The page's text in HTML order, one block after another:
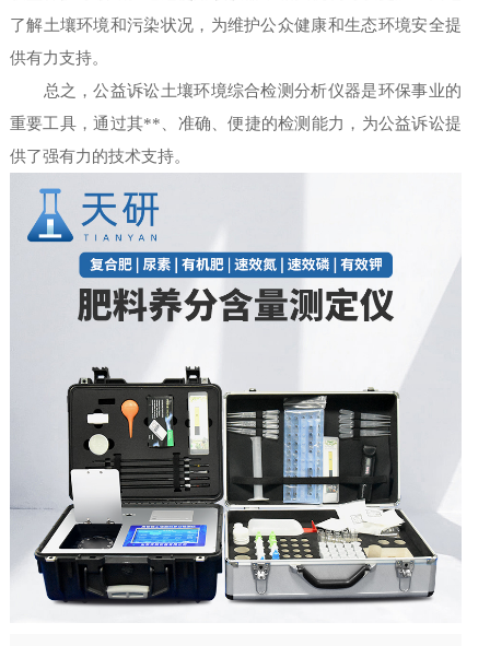
了解土壤环境和污染状况，为维护公众健康和生态环境安全提
供有力支持。
总之，公益诉讼土壤环境综合检测分析仪器是环保事业的
重要工具，通过其**、准确、便捷的检测能力，为公益诉讼提
供了强有力的技术支持。